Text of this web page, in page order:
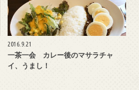
2016.9.21
一茶一会 カレー後のマサラチャ
イ、うまし！